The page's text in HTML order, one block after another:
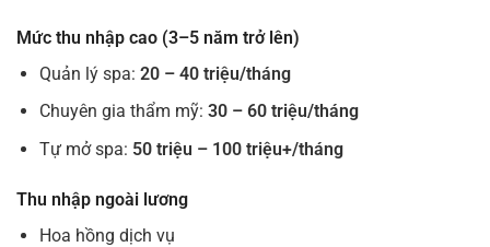
Mức thu nhập cao (3–5 năm trở lên)
Quản lý spa: 20 – 40 triệu/tháng
Chuyên gia thẩm mỹ: 30 – 60 triệu/tháng
Tự mở spa: 50 triệu – 100 triệu+/tháng
Thu nhập ngoài lương
Hoa hồng dịch vụ